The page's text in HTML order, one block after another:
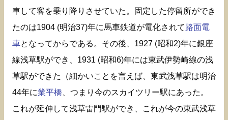
車して客を乗り降りさせていた。固定した停留所ができ
たのは1904 (明治37)年に馬車鉄道が電化されて路面電
車となってからである。その後、1927 (昭和2)年に銀座
線浅草駅ができ、1931 (昭和6)年には東武伊勢崎線の浅
草駅ができた（細かいことを言えば、東武浅草駅は明治
44年に業平橋 、つまり今のスカイツリー駅にあった。
これが延伸して浅草雷門駅ができ、これが今の東武浅草